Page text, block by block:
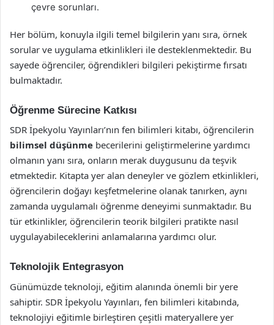
çevre sorunları.
Her bölüm, konuyla ilgili temel bilgilerin yanı sıra, örnek
sorular ve uygulama etkinlikleri ile desteklenmektedir. Bu
sayede öğrenciler, öğrendikleri bilgileri pekiştirme fırsatı
bulmaktadır.
Öğrenme Sürecine Katkısı
SDR İpekyolu Yayınları’nın fen bilimleri kitabı, öğrencilerin
bilimsel düşünme becerilerini geliştirmelerine yardımcı
olmanın yanı sıra, onların merak duygusunu da teşvik
etmektedir. Kitapta yer alan deneyler ve gözlem etkinlikleri,
öğrencilerin doğayı keşfetmelerine olanak tanırken, aynı
zamanda uygulamalı öğrenme deneyimi sunmaktadır. Bu
tür etkinlikler, öğrencilerin teorik bilgileri pratikte nasıl
uygulayabileceklerini anlamalarına yardımcı olur.
Teknolojik Entegrasyon
Günümüzde teknoloji, eğitim alanında önemli bir yere
sahiptir. SDR İpekyolu Yayınları, fen bilimleri kitabında,
teknolojiyi eğitimle birleştiren çeşitli materyallere yer